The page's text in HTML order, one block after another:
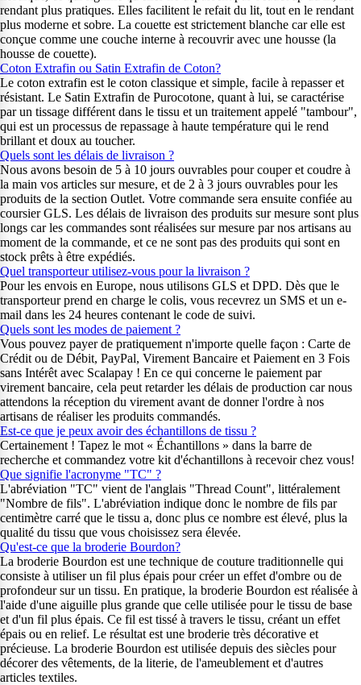
rendant plus pratiques. Elles facilitent le refait du lit, tout en le rendant
plus moderne et sobre. La couette est strictement blanche car elle est
conçue comme une couche interne à recouvrir avec une housse (la
housse de couette).
Coton Extrafin ou Satin Extrafin de Coton?
Le coton extrafin est le coton classique et simple, facile à repasser et
résistant. Le Satin Extrafin de Purocotone, quant à lui, se caractérise
par un tissage différent dans le tissu et un traitement appelé "tambour",
qui est un processus de repassage à haute température qui le rend
brillant et doux au toucher.
Quels sont les délais de livraison ?
Nous avons besoin de 5 à 10 jours ouvrables pour couper et coudre à
la main vos articles sur mesure, et de 2 à 3 jours ouvrables pour les
produits de la section Outlet. Votre commande sera ensuite confiée au
coursier GLS. Les délais de livraison des produits sur mesure sont plus
longs car les commandes sont réalisées sur mesure par nos artisans au
moment de la commande, et ce ne sont pas des produits qui sont en
stock prêts à être expédiés.
Quel transporteur utilisez-vous pour la livraison ?
Pour les envois en Europe, nous utilisons GLS et DPD. Dès que le
transporteur prend en charge le colis, vous recevrez un SMS et un e-
mail dans les 24 heures contenant le code de suivi.
Quels sont les modes de paiement ?
Vous pouvez payer de pratiquement n'importe quelle façon : Carte de
Crédit ou de Débit, PayPal, Virement Bancaire et Paiement en 3 Fois
sans Intérêt avec Scalapay ! En ce qui concerne le paiement par
virement bancaire, cela peut retarder les délais de production car nous
attendons la réception du virement avant de donner l'ordre à nos
artisans de réaliser les produits commandés.
Est-ce que je peux avoir des échantillons de tissu ?
Certainement ! Tapez le mot « Échantillons » dans la barre de
recherche et commandez votre kit d'échantillons à recevoir chez vous!
Que signifie l'acronyme "TC" ?
L'abréviation "TC" vient de l'anglais "Thread Count", littéralement
"Nombre de fils". L'abréviation indique donc le nombre de fils par
centimètre carré que le tissu a, donc plus ce nombre est élevé, plus la
qualité du tissu que vous choisissez sera élevée.
Qu'est-ce que la broderie Bourdon?
La broderie Bourdon est une technique de couture traditionnelle qui
consiste à utiliser un fil plus épais pour créer un effet d'ombre ou de
profondeur sur un tissu. En pratique, la broderie Bourdon est réalisée à
l'aide d'une aiguille plus grande que celle utilisée pour le tissu de base
et d'un fil plus épais. Ce fil est tissé à travers le tissu, créant un effet
épais ou en relief. Le résultat est une broderie très décorative et
précieuse. La broderie Bourdon est utilisée depuis des siècles pour
décorer des vêtements, de la literie, de l'ameublement et d'autres
articles textiles.